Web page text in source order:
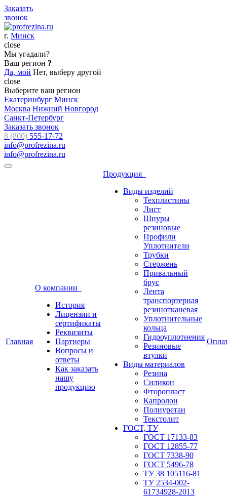
Заказать
звонок
г. Минск
close
Мы угадали?
Ваш регион ?
Да, мой Нет, выберу другой
close
Выберите ваш регион
Екатеринбург Минск
Москва Нижний Новгород
Санкт-Петербург
Заказать звонок
8 (800) 555-17-72
info@profrezina.ru
info@profrezina.ru
Главная
О компании
История
Лицензии и
сертификаты
Реквизиты
Партнеры
Вопросы и
ответы
Как заказать
нашу
продукцию
Продукция
Виды изделий
Техпластины
Лист
Шнуры
резиновые
Профили
Уплотнители
Трубки
Стержень
Привальный
брус
Лента
транспортерная
резинотканевая
Уплотнительные
кольца
Гидроуплотнения
Резиновые
втулки
Виды материалов
Резина
Силикон
Фторопласт
Капролон
Полиуретан
Текстолит
ГОСТ, ТУ
ГОСТ 17133-83
ГОСТ 12855-77
ГОСТ 7338-90
ГОСТ 5496-78
ТУ 38 105116-81
ТУ 2534-002-
61734928-2013